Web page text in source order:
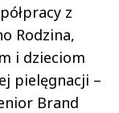
z
Rodzina,
i dzieciom
pielęgnacji –
Brand